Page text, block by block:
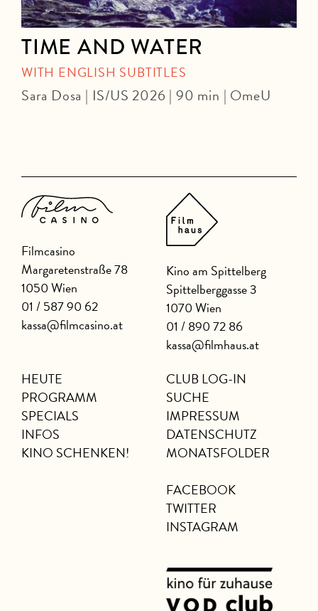
TIME AND WATER
WITH ENGLISH SUBTITLES
Sara Dosa | IS/US 2026 | 90 min | OmeU
Filmcasino
Margaretenstraße 78
1050 Wien
01 / 587 90 62
kassa@filmcasino.at
Kino am Spittelberg
Spittelberggasse 3
1070 Wien
01 / 890 72 86
kassa@filmhaus.at
HEUTE
PROGRAMM
SPECIALS
INFOS
KINO SCHENKEN!
CLUB LOG-IN
SUCHE
IMPRESSUM
DATENSCHUTZ
MONATSFOLDER
FACEBOOK
TWITTER
INSTAGRAM